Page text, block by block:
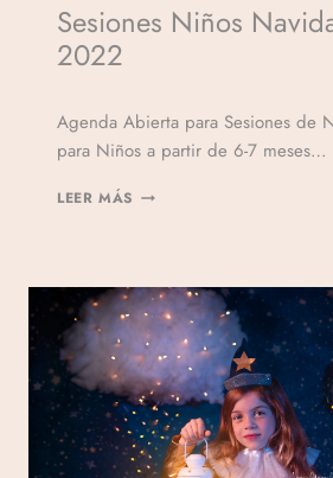
Sesiones Niños
2022
Veronicamulio
Agenda Abierta para Sesiones de
para Niños a partir de 6-7 meses…
LEER MÁS